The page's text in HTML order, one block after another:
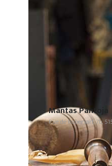
Mantas Pantoja
Rue de Robersart 7b,